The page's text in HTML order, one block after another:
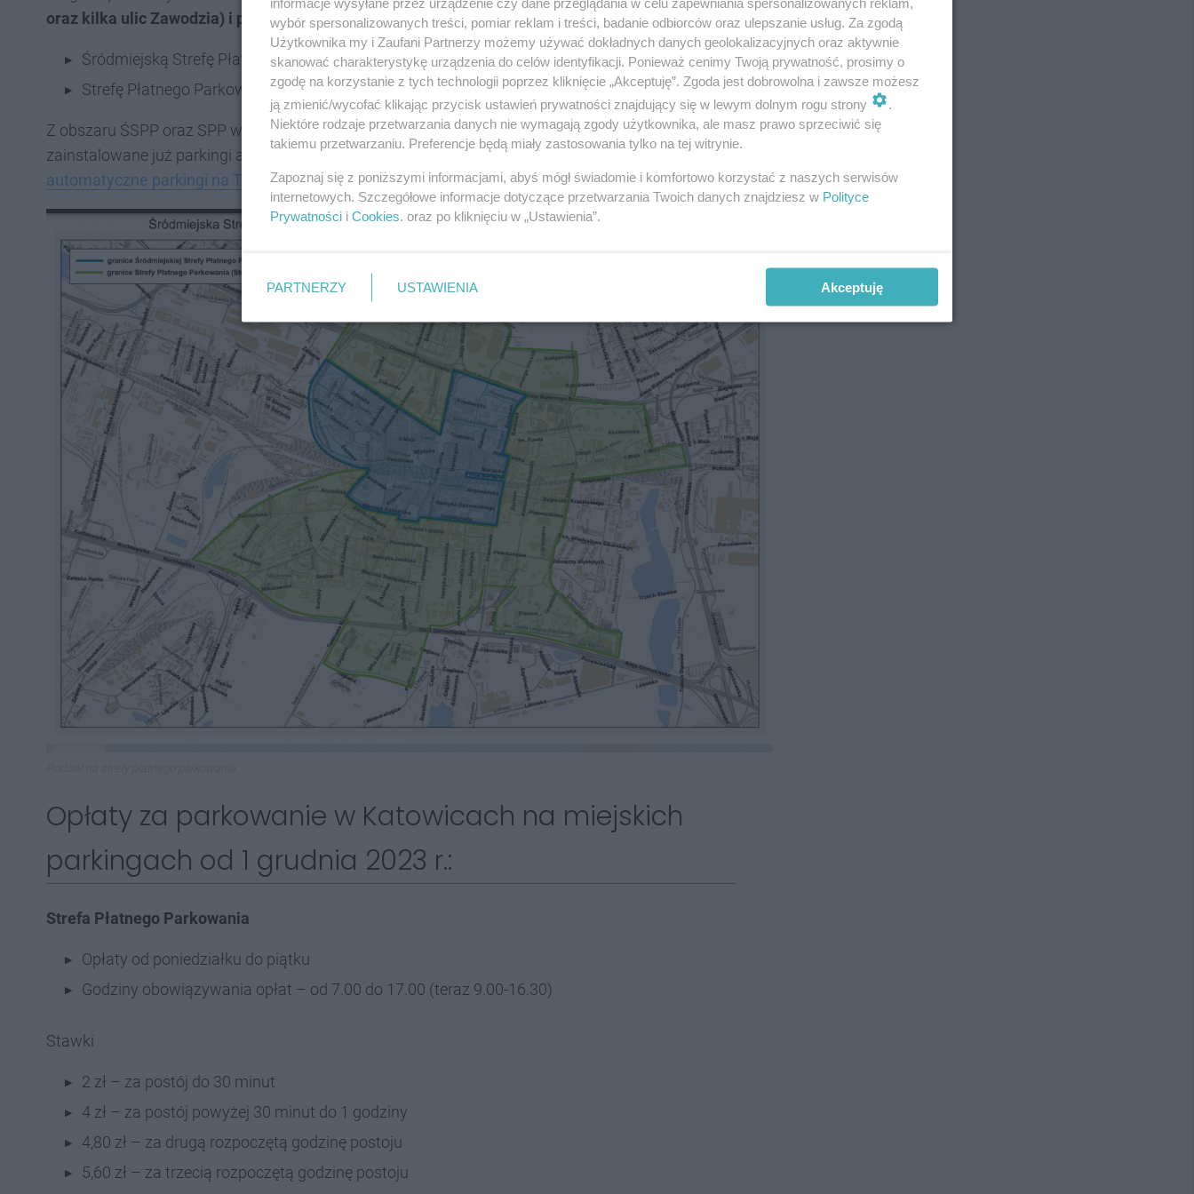
oraz kilka ulic Zawodzia) i podzielona na dwie części:
Śródmiejską Strefę Płatnego Parkowania (ŚSPP) zwaną "Strefą A"
Strefę Płatnego Parkowania (SPP) zwaną "Strefą B"
Z obszaru ŚSPP oraz SPP wyłączona jest ul. Tylna Mariacka na całej długości (tu będą działać
zainstalowane już parkingi automatyczne).
15 ważnych, choć czasem naiwnych, pytań o
automatyczne parkingi na Tylnej Mariackiej. I odpowiedzi! O elektryki, brak prądu, pożar, hałas
Opłaty za parkowanie w Katowicach na miejskich
parkingach od 1 grudnia 2023 r.:
Strefa Płatnego Parkowania
Opłaty od poniedziałku do piątku
Godziny obowiązywania opłat – od 7.00 do 17.00 (teraz 9.00-16.30)
Stawki
2 zł – za postój do 30 minut
4 zł – za postój powyżej 30 minut do 1 godziny
4,80 zł – za drugą rozpoczętą godzinę postoju
5,60 zł – za trzecią rozpoczętą godzinę postoju
wybór spersonalizowanych treści, pomiar reklam i treści, badanie odbiorców oraz ulepszanie usług. Za zgodą
Użytkownika my i Zaufani Partnerzy możemy używać dokładnych danych geolokalizacyjnych oraz aktywnie
skanować charakterystykę urządzenia do celów identyfikacji. Ponieważ cenimy Twoją prywatność, prosimy o
zgodę na korzystanie z tych technologii poprzez kliknięcie „Akceptuję”. Zgoda jest dobrowolna i zawsze możesz
ją zmienić/wycofać klikając przycisk ustawień prywatności znajdujący się w lewym dolnym rogu strony
.
Niektóre rodzaje przetwarzania danych nie wymagają zgody użytkownika, ale masz prawo sprzeciwić się
takiemu przetwarzaniu. Preferencje będą miały zastosowania tylko na tej witrynie.
Zapoznaj się z poniższymi informacjami, abyś mógł świadomie i komfortowo korzystać z naszych serwisów
internetowych. Szczegółowe informacje dotyczące przetwarzania Twoich danych znajdziesz w Polityce
Prywatności i Cookies. oraz po kliknięciu w „Ustawienia”.
PARTNERZY USTAWIENIA Akceptuję